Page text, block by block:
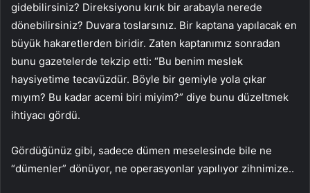
gidebilirsiniz? Direksiyonu kırık bir arabayla nerede
dönebilirsiniz? Duvara toslarsınız. Bir kaptana yapılacak en
büyük hakaretlerden biridir. Zaten kaptanımız sonradan
bunu gazetelerde tekzip etti: “Bu benim meslek
haysiyetime tecavüzdür. Böyle bir gemiyle yola çıkar
mıyım? Bu kadar acemi biri miyim?” diye bunu düzeltmek
ihtiyacı gördü.
Gördüğünüz gibi, sadece dümen meselesinde bile ne
“dümenler” dönüyor, ne operasyonlar yapılıyor zihnimize..